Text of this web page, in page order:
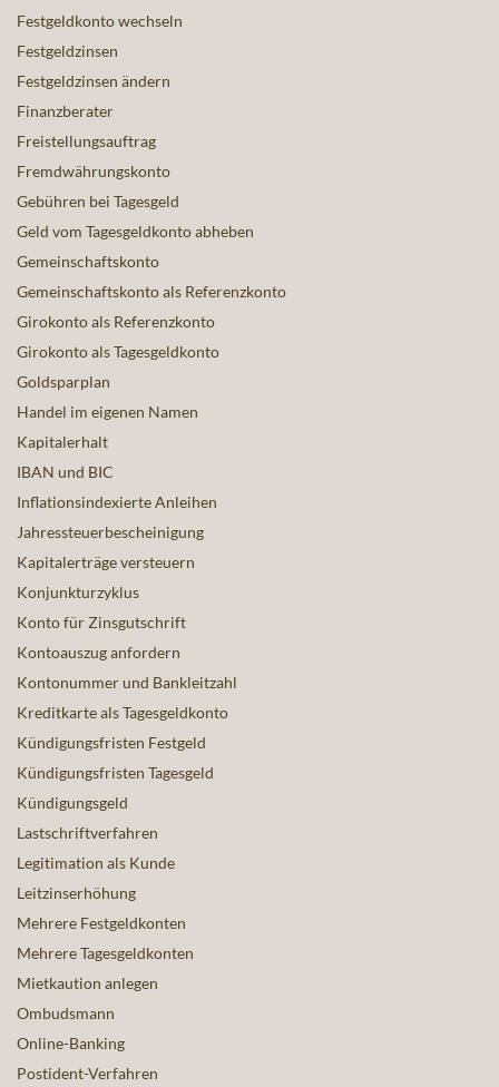
Festgeldkonto wechseln
Festgeldzinsen
Festgeldzinsen ändern
Finanzberater
Freistellungsauftrag
Fremdwährungskonto
Gebühren bei Tagesgeld
Geld vom Tagesgeldkonto abheben
Gemeinschaftskonto
Gemeinschaftskonto als Referenzkonto
Girokonto als Referenzkonto
Girokonto als Tagesgeldkonto
Goldsparplan
Handel im eigenen Namen
Kapitalerhalt
IBAN und BIC
Inflationsindexierte Anleihen
Jahressteuerbescheinigung
Kapitalerträge versteuern
Konjunkturzyklus
Konto für Zinsgutschrift
Kontoauszug anfordern
Kontonummer und Bankleitzahl
Kreditkarte als Tagesgeldkonto
Kündigungsfristen Festgeld
Kündigungsfristen Tagesgeld
Kündigungsgeld
Lastschriftverfahren
Legitimation als Kunde
Leitzinserhöhung
Mehrere Festgeldkonten
Mehrere Tagesgeldkonten
Mietkaution anlegen
Ombudsmann
Online-Banking
Postident-Verfahren